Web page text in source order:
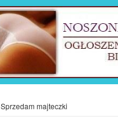
Sprzedam majteczki